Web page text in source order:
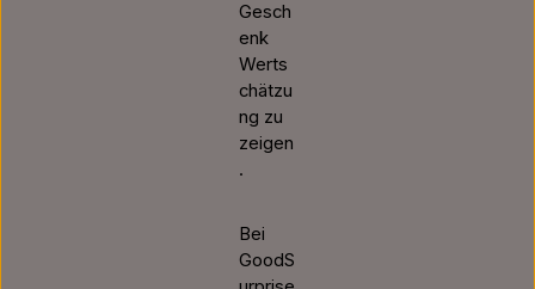
Gesch
enk
Werts
chätzu
ng zu
zeigen
.
Bei
GoodS